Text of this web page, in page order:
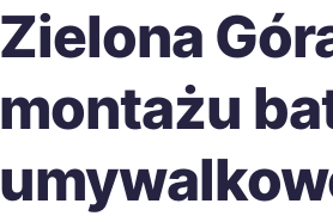
Zielona
montażu